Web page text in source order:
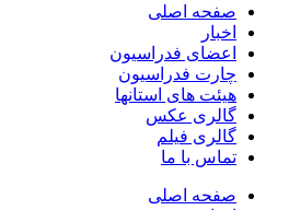
صفحه اصلی
اخبار
اعضای فدراسیون
چارت فدراسیون
هیئت های استانها
گالری عکس
گالری فیلم
تماس با ما
صفحه اصلی